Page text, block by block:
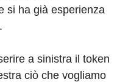
si ha già esperienza
a sinistra il token
ciò che vogliamo